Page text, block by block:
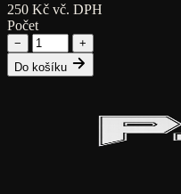
250 Kč vč. DPH
Počet
−
+
Do košíku